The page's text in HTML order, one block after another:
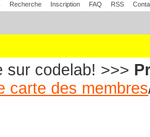
Recherche Inscription FAQ RSS
sur codelab! >>>
carte des membres